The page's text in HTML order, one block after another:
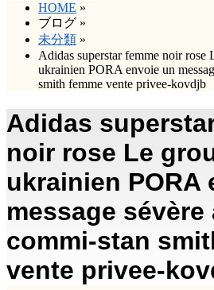
HOME »
ブログ »
未分類 »
Adidas superstar femme noir rose
ukrainien PORA envoie un
smith femme vente privee-kovdjb
Adidas
noir rose Le
ukrainien PORA
message sévère
commi-stan
vente privee-